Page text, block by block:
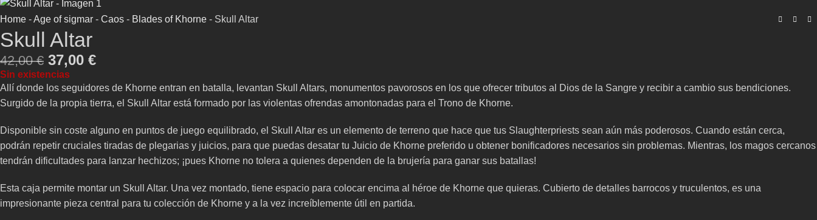
Home -Age of sigmar - Caos - Blades of Khorne - Skull Altar
Skull Altar
42,00€ 37,00 €
Sin existencias
Allí donde los seguidores de Khorne entran en batalla, levantan Skull Altars, monumentos pavorosos en los que ofrecer tributos al Dios de la Sangre y recibir a cambio sus bendiciones.
Surgido de la propia tierra, el Skull Altar está formado por las violentas ofrendas amontonadas para el Trono de Khorne.
Disponible sin coste alguno en puntos de juego equilibrado, el Skull Altar es un elemento de terreno que hace que tus Slaughterpriests sean aún más poderosos. Cuando están cerca,
podrán repetir cruciales tiradas de plegarias y juicios, para que puedas desatar tu Juicio de Khorne preferido u obtener bonificadores necesarios sin problemas. Mientras, los magos cercanos
tendrán dificultades para lanzar hechizos; ¡pues Khorne no tolera a quienes dependen de la brujería para ganar sus batallas!
Esta caja permite montar un Skull Altar. Una vez montado, tiene espacio para colocar encima al héroe de Khorne que quieras. Cubierto de detalles barrocos y truculentos, es una
impresionante pieza central para tu colección de Khorne y a la vez increíblemente útil en partida.